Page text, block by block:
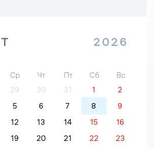
2026
Ср Чт Пт Сб
Вс
29 30 31 1
2
5 6 7 8
9
12 13 14 15
16
19 20 21 22
23